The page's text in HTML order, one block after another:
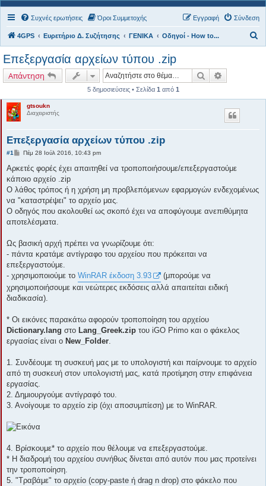
Συχνές ερωτήσεις Όροι Συμμετοχής Σύνδεση
Εγγραφή
4GPS Ευρετήριο Δ. Συζήτησης ΓΕΝΙΚΑ Οδηγοί - How to...
Επεξεργασία αρχείων τύπου .zip
Απάντηση Αναζήτηση
5 δημοσιεύσεις • Σελίδα 1 από 1
gtsoukn
Διαχειριστής
Επεξεργασία αρχείων τύπου .zip
#1
Δ
μ
σ
ί
υ
σ
Πέμ 28 Ιούλ 2016, 10:43 pm
Αρκετές φορές έχει απαιτηθεί να τροποποιήσουμε/επεξεργαστούμε
κάποιο αρχείο .zip
Ο λάθος τρόπος ή η χρήση μη προβλεπόμενων εφαρμογών ενδεχομένως
να "καταστρέψει" το αρχείο μας.
Ο οδηγός που ακολουθεί ως σκοπό έχει να αποφύγουμε ανεπιθύμητα
αποτελέσματα.
Ως βασική αρχή πρέπει να γνωρίζουμε ότι:
- πάντα κρατάμε αντίγραφο του αρχείου που πρόκειται να
επεξεργαστούμε.
- χρησιμοποιούμε το WinRAR έκδοση 3.93
(μπορούμε να
χρησιμοποιήσουμε και νεώτερες εκδόσεις αλλά απαιτείται ειδική
διαδικασία).
* Οι εικόνες παρακάτω αφορούν τροποποίηση του αρχείου
Dictionary.lang στο Lang_Greek.zip του iGO Primo και ο φάκελος
εργασίας είναι ο New_Folder
1. Συνδέουμε τη συσκευή μας με το υπολογιστή και παίρνουμε το αρχείο
από τη συσκευή στον υπολογιστή μας, κατά προτίμηση στην επιφάνεια
εργασίας.
2. Δημιουργούμε αντίγραφό του.
3. Ανοίγουμε το αρχείο zip (όχι αποσυμπίεση) με το WinRAR.
4. Βρίσκουμε* το αρχείο που θέλουμε να επεξεργαστούμε.
* Η διαδρομή του αρχείου συνήθως δίνεται από αυτόν που μας προτείνει
την τροποποίηση.
5. "Τραβάμε" το αρχείο (copy-paste ή drag n drop) στο φάκελο που